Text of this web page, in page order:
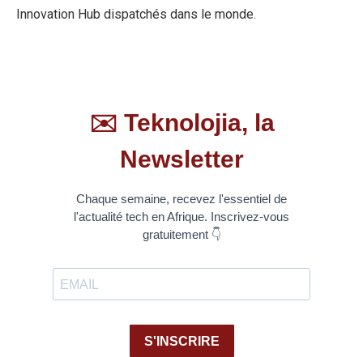
Innovation Hub dispatchés dans le monde.